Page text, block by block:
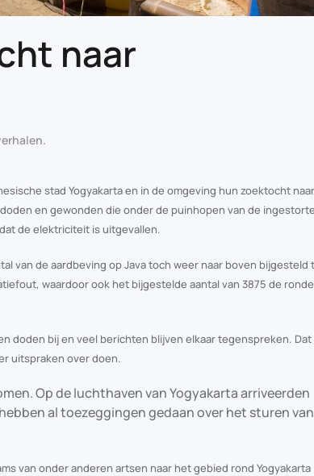
naar
.
stad Yogyakarta en in de omgeving hun zoektocht naar
en gewonden die onder de puinhopen van de ingestorte
de elektriciteit is uitgevallen.
van de aardbeving op Java toch weer naar boven bijgesteld
waardoor ook het bijgestelde aantal van 3875 de
doden bij en veel berichten blijven elkaar tegenspreken. Dat
uitspraken over doen.
Op de luchthaven van Yogyakarta arriveerden
al toezeggingen gedaan over het sturen
van onder anderen artsen naar het gebied rond Yogyakarta